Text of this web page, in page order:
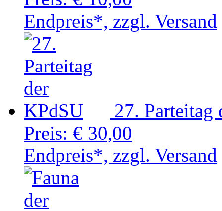
Endpreis*, zzgl. Versand
27. Parteitag
Preis: € 30,00
Endpreis*, zzgl. Versand